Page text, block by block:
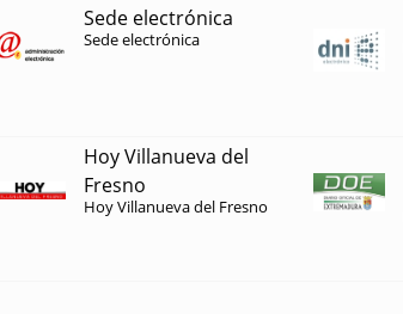
Sede electrónica
Sede electrónica
Hoy Villanueva del
Fresno
Hoy Villanueva del Fresno